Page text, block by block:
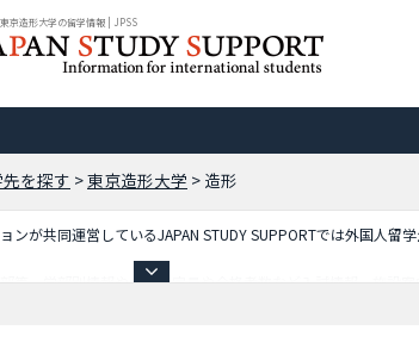
京造形大学の留学情報 | JPSS
を探す >東京造形大学 > 造形
が共同運営しているJAPAN STUDY SUPPORTでは外国人留
、学部別情報や、募集定員や合格者数など入試情報、施設